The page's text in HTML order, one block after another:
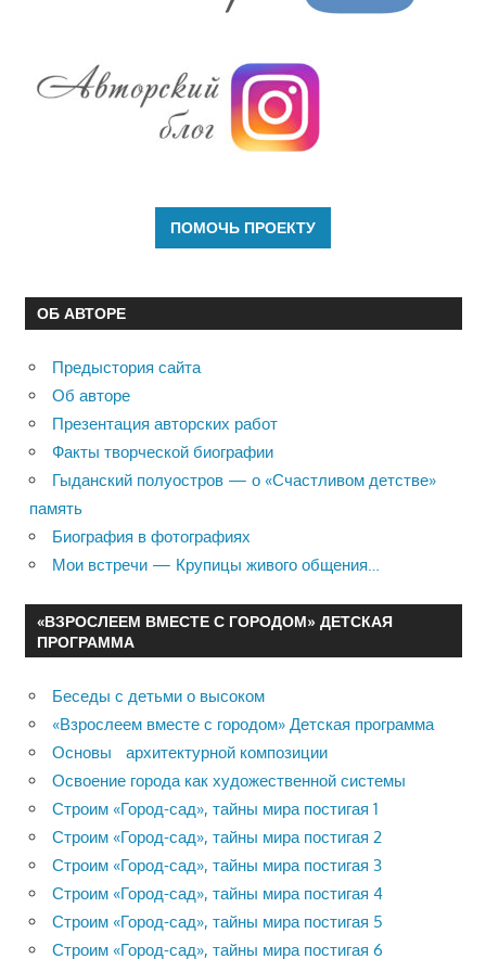
ОБ АВТОРЕ
Предыстория сайта
Об авторе
Презентация авторских работ
Факты творческой биографии
Гыданский полуостров — о «Счастливом детстве»
память
Биография в фотографиях
Мои встречи — Крупицы живого общения…
«ВЗРОСЛЕЕМ ВМЕСТЕ С ГОРОДОМ» ДЕТСКАЯ
ПРОГРАММА
Беседы с детьми о высоком
«Взрослеем вместе с городом» Детская программа
Основы архитектурной композиции
Освоение города как художественной системы
Строим «Город-сад», тайны мира постигая 1
Строим «Город-сад», тайны мира постигая 2
Строим «Город-сад», тайны мира постигая 3
Строим «Город-сад», тайны мира постигая 4
Строим «Город-сад», тайны мира постигая 5
Строим «Город-сад», тайны мира постигая 6